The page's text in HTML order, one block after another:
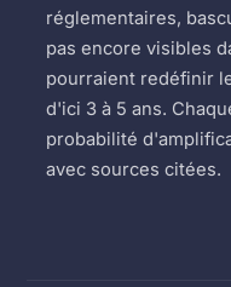
réglementaires,
pas encore visibles
pourraient redéfinir
d'ici 3 à 5 ans.
probabilité
avec sources citées.